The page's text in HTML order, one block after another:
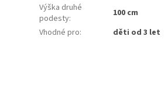
Výška druhé
podesty:
100 cm
Vhodné pro: děti od 3 let